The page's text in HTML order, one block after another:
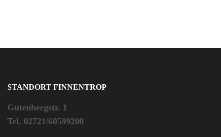
STANDORT FINNENTROP
Gutenbergstr. 1
Tel. 02721/60599200